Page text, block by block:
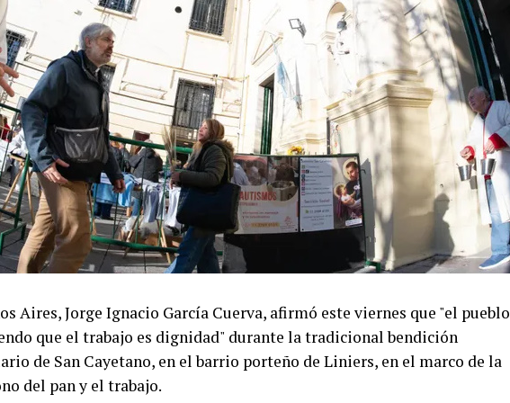
Aires, Jorge Ignacio García Cuerva, afirmó este viernes que "el pueblo
que el trabajo es dignidad" durante la tradicional bendición
de San Cayetano, en el barrio porteño de Liniers, en el marco de la
del pan y el trabajo.